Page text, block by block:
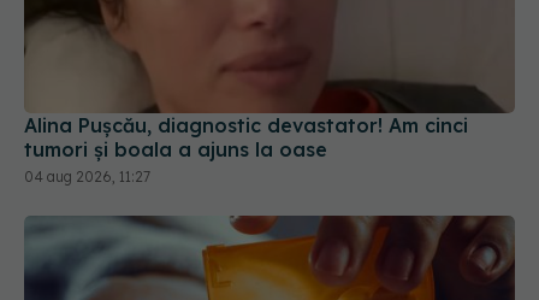
Alina Pușcău, diagnostic devastator! Am cinci
tumori și boala a ajuns la oase
04 aug 2026, 11:27